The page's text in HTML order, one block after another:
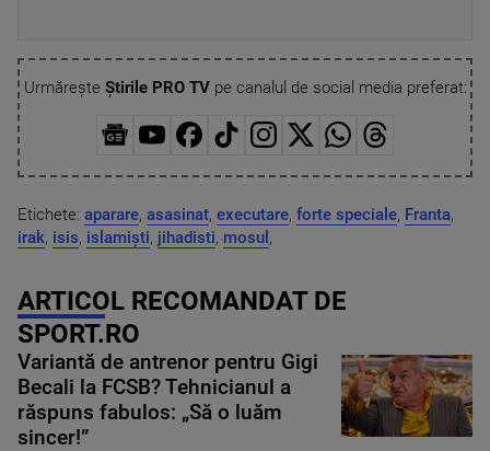
Urmărește Știrile PRO TVpe canalul de social media preferat:
Etichete: aparare, asasinat, executare, forte speciale, Franta,
irak, isis, islamiști, jihadisti, mosul ,
ARTICOL RECOMANDAT DE
SPORT.RO
Variantă de antrenor pentru Gigi
Becali la FCSB? Tehnicianul a
răspuns fabulos: „Să o luăm
sincer!”